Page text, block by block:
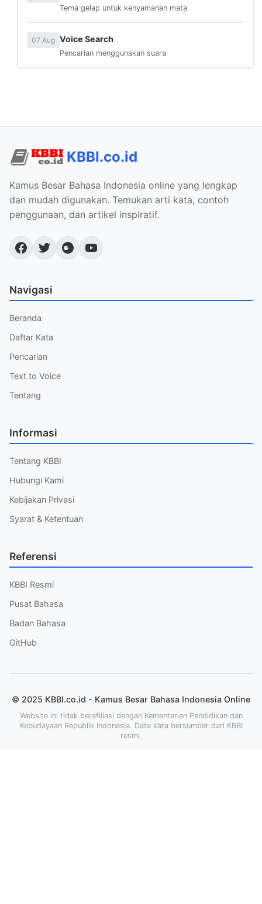
Tema gelap untuk kenyamanan mata
07 Aug Voice Search
Pencarian menggunakan suara
KBBI.co.id
Kamus Besar Bahasa Indonesia online yang lengkap
dan mudah digunakan. Temukan arti kata, contoh
penggunaan, dan artikel inspiratif.
Navigasi
Beranda
Daftar Kata
Pencarian
Text to Voice
Tentang
Informasi
Tentang KBBI
Hubungi Kami
Kebijakan Privasi
Syarat & Ketentuan
Referensi
KBBI Resmi
Pusat Bahasa
Badan Bahasa
GitHub
© 2025 KBBI.co.id - Kamus Besar Bahasa Indonesia Online
Website ini tidak berafiliasi dengan Kementerian Pendidikan dan
Kebudayaan Republik Indonesia. Data kata bersumber dari KBBI
resmi.